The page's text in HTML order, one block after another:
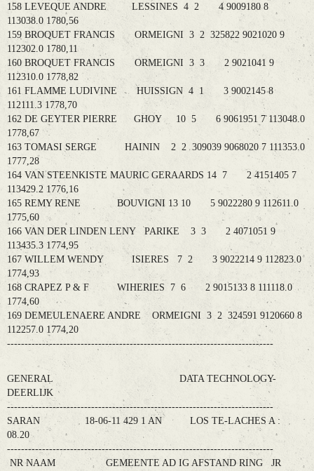
158 LEVEQUE ANDRE LESSINES 4 2 4 9009180 8
113038.0 1780,56
159 BROQUET FRANCIS ORMEIGNI 3 2 325822 9021020 9
112302.0 1780,11
160 BROQUET FRANCIS ORMEIGNI 3 3 2 9021041 9
112310.0 1778,82
161 FLAMME LUDIVINE HUISSIGN 4 1 3 9002145 8
112111.3 1778,70
162 DE GEYTER PIERRE GHOY 10 5 6 9061951 7 113048.0
1778,67
163 TOMASI SERGE HAININ 2 2 309039 9068020 7 111353.0
1777,28
164 VAN STEENKISTE MAURIC GERAARDS 14 7 2 4151405 7
113429.2 1776,16
165 REMY RENE BOUVIGNI 13 10 5 9022280 9 112611.0
1775,60
166 VAN DER LINDEN LENY PARIKE 3 3 2 4071051 9
113435.3 1774,95
167 WILLEM WENDY ISIERES 7 2 3 9022214 9 112823.0
1774,93
168 CRAPEZ P & F WIHERIES 7 6 2 9015133 8 111118.0
1774,60
169 DEMEULENAERE ANDRE ORMEIGNI 3 2 324591 9120660 8
112257.0 1774,20
----------------------------------------------------------------------------
GENERAL DATA TECHNOLOGY-
DEERLIJK
----------------------------------------------------------------------------
SARAN 18-06-11 429 1 AN LOS TE-LACHES A :
08.20
----------------------------------------------------------------------------
NR NAAM GEMEENTE AD IG AFSTAND RING JR